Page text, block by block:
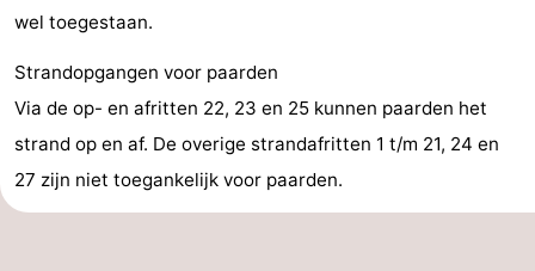
Swimming
pools
Cycling
-
wel toegestaan.
Strandopgangen voor paarden
Via de op- en afritten 22, 23 en 25 kunnen paarden het
strand op en af. De overige strandafritten 1 t/m 21, 24 en
27 zijn niet toegankelijk voor paarden.